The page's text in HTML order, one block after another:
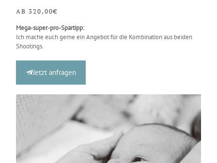
AB 320,00€
Mega-super-pro-Spartipp:
Ich mache euch gerne ein Angebot für die Kombination aus beiden
Shootings.
Jetzt anfragen